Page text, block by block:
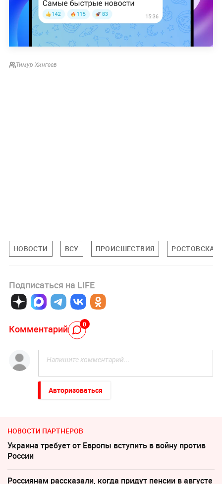
Тимур Хингеев
НОВОСТИ ВСУ ПРОИСШЕСТВИЯ РОСТОВСКАЯ
Подписаться на LIFE
Комментарий 0
Авторизоваться
НОВОСТИ ПАРТНЕРОВ
Украина требует от Европы вступить в войну против
России
Россиянам рассказали, когда придут пенсии в августе